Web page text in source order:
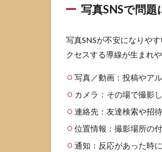
記載
Retro
リを
に使
う設
定
3.1
連絡
先ア
写真SNSで問
写真SNSが不安になりや
クセスする導線が生まれ
写真／動画：投稿やア
カメラ：その場で撮影
連絡先：友達検索や招
位置情報：撮影場所の
通知：反応があった時